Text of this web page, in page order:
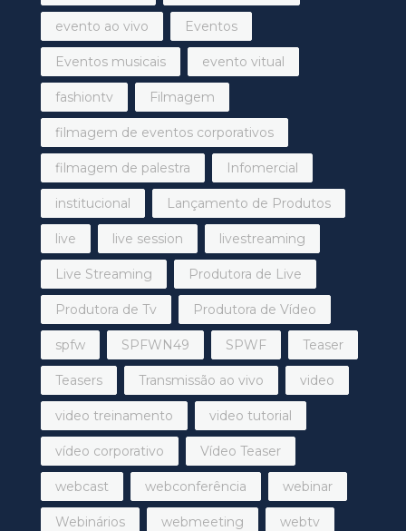
evento ao vivo Eventos
Eventos musicais evento vitual
fashiontv Filmagem
filmagem de eventos corporativos
filmagem de palestra Infomercial
institucional Lançamento de Produtos
live live session livestreaming
Live Streaming Produtora de Live
Produtora de Tv Produtora de Vídeo
spfw SPFWN49 SPWF Teaser
Teasers Transmissão ao vivo video
video treinamento video tutorial
vídeo corporativo Vídeo Teaser
webcast webconferência webinar
Webinários webmeeting webtv